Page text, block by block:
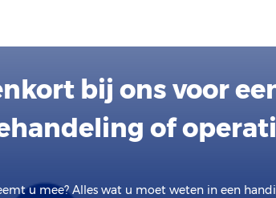
bij ons voor
of
u mee? Alles wat u moet weten in een